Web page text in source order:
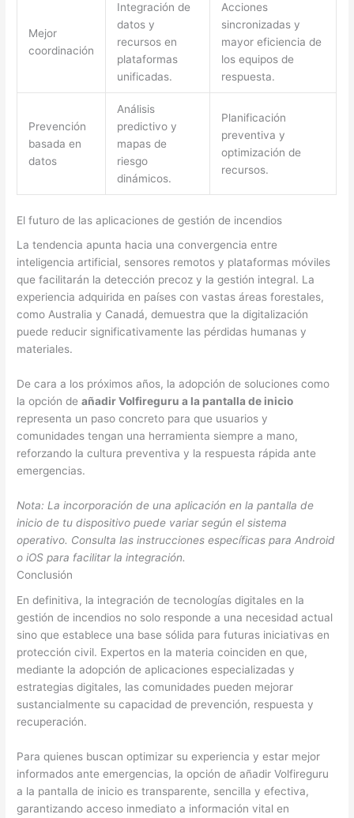
Mejor
coordinación
Integración de
datos y
recursos en
plataformas
unificadas.
Acciones
sincronizadas y
mayor eficiencia de
los equipos de
respuesta.
Prevención
basada en
datos
Análisis
predictivo y
mapas de
riesgo
dinámicos.
Planificación
preventiva y
optimización de
recursos.
El futuro de las aplicaciones de gestión de incendios
La tendencia apunta hacia una convergencia entre
inteligencia artificial, sensores remotos y plataformas móviles
que facilitarán la detección precoz y la gestión integral. La
experiencia adquirida en países con vastas áreas forestales,
como Australia y Canadá, demuestra que la digitalización
puede reducir significativamente las pérdidas humanas y
materiales.
De cara a los próximos años, la adopción de soluciones como
la opción deañadir Volfireguru a la pantalla de inicio
representa un paso concreto para que usuarios y
comunidades tengan una herramienta siempre a mano,
reforzando la cultura preventiva y la respuesta rápida ante
emergencias.
Nota: La incorporación de una aplicación en la pantalla de
inicio de tu dispositivo puede variar según el sistema
operativo. Consulta las instrucciones específicas para Android
o iOS para facilitar la integración.
Conclusión
En definitiva, la integración de tecnologías digitales en la
gestión de incendios no solo responde a una necesidad actual
sino que establece una base sólida para futuras iniciativas en
protección civil. Expertos en la materia coinciden en que,
mediante la adopción de aplicaciones especializadas y
estrategias digitales, las comunidades pueden mejorar
sustancialmente su capacidad de prevención, respuesta y
recuperación.
Para quienes buscan optimizar su experiencia y estar mejor
informados ante emergencias, la opción de añadir Volfireguru
a la pantalla de inicio es transparente, sencilla y efectiva,
garantizando acceso inmediato a información vital en